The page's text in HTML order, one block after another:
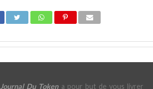
Journal Du Tokena pour but de vous livrer